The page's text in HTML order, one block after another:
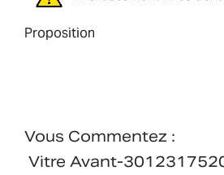
Proposition
Vous Commentez :
Vitre Avant-